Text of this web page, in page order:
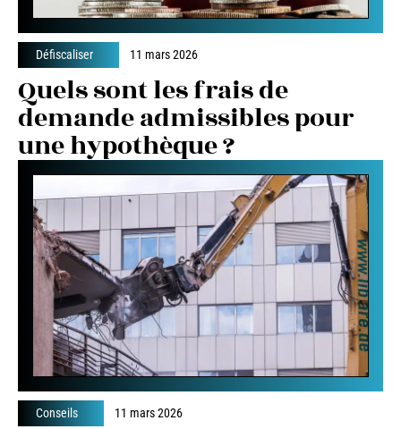
Défiscaliser 11 mars 2026
Quels sont les frais de
demande admissibles pour
une hypothèque ?
Conseils 11 mars 2026